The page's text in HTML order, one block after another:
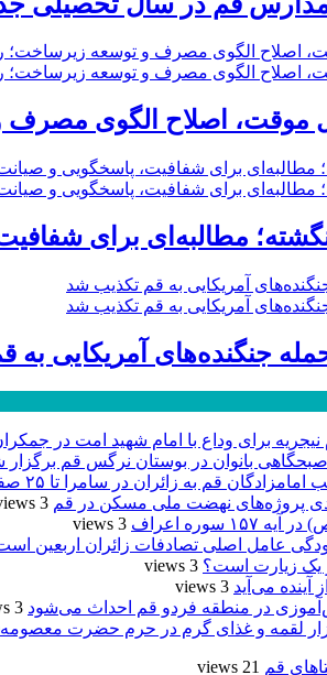
موقت، اصلاح الگوی مصرف
جنگنده‌های آمریکایی
نیجریه برای وداع با امام شهید امت در
بانوان در بوستان نرگس قم برگزار
قم به زائران در سامرا تا ۲۵ صفر ادامه دارد
3 views
3 views
عامل اصلی تصادفات زائران اربعین
یک زیارت است؟ 3 views
آینده می‌آید 3 views
در منطقه فردو قم احداث می‌شود 3 views
قم 21 views